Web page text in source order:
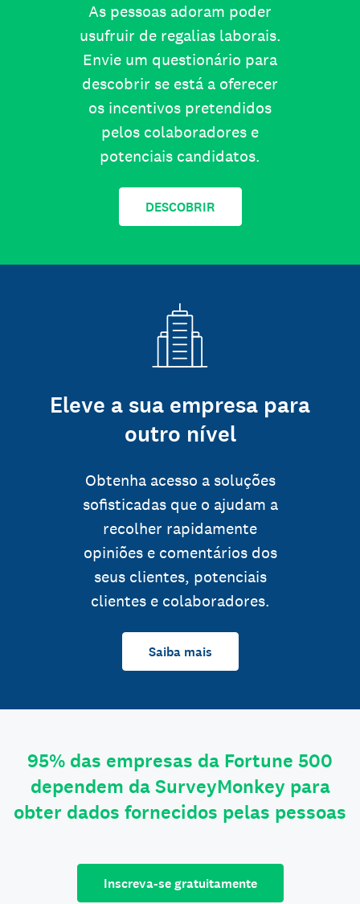
As pessoas adoram poder
usufruir de regalias laborais.
Envie um questionário para
descobrir se está a oferecer
os incentivos pretendidos
pelos colaboradores e
potenciais candidatos.
DESCOBRIR
Eleve a sua empresa para
outro nível
Obtenha acesso a soluções
sofisticadas que o ajudam a
recolher rapidamente
opiniões e comentários dos
seus clientes, potenciais
clientes e colaboradores.
Saiba mais
95% das empresas da Fortune 500
dependem da SurveyMonkey para
obter dados fornecidos pelas pessoas
Inscreva-se gratuitamente